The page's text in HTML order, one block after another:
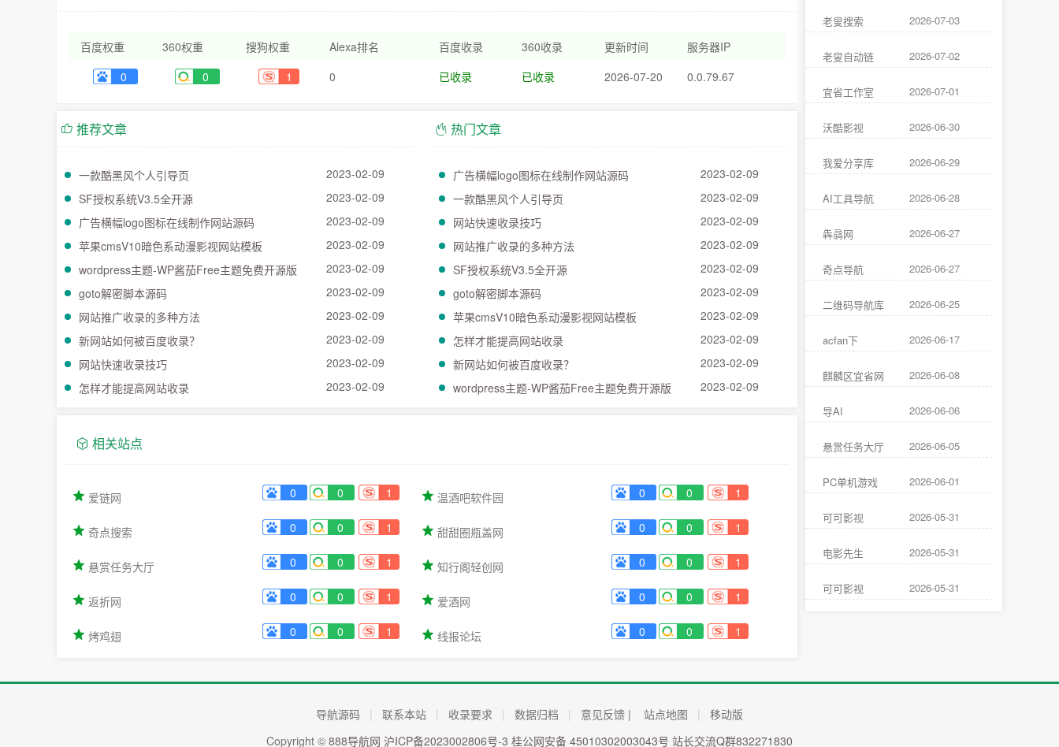
百度权重 360权重 搜狗权重 Alexa排名 百度收录 360收录 更新时间
服务器IP
0
0 1 0 已收录 已收录 2026-07-20 0.0.79.67
推荐文章
一款酷黑风个人引导页
2023-02-09
SF授权系统V3.5全开源
2023-02-09
广告横幅logo图标在线制作网站源码
2023-02-09
苹果cmsV10暗色系动漫影视网站模板
2023-02-09
wordpress主题-WP酱茄Free主题免费开源版
2023-02-09
goto解密脚本源码
2023-02-09
网站推广收录的多种方法
2023-02-09
新网站如何被百度收录？
2023-02-09
网站快速收录技巧
2023-02-09
怎样才能提高网站收录
2023-02-09
热门文章
广告横幅logo图标在线制作网站源码
2023-02-09
一款酷黑风个人引导页
2023-02-09
网站快速收录技巧
2023-02-09
网站推广收录的多种方法
2023-02-09
SF授权系统V3.5全开源
2023-02-09
goto解密脚本源码
2023-02-09
苹果cmsV10暗色系动漫影视网站模板
2023-02-09
怎样才能提高网站收录
2023-02-09
新网站如何被百度收录？
2023-02-09
wordpress主题-WP酱茄Free主题免费开源版
2023-02-09
相关站点
爱链网 1
0
0 温酒吧软件园 1
0
0
奇点搜索 1
0
0 甜甜圈瓶盖网 1
0
0
悬赏任务大厅 1
0
0 知行阁轻创网 1
0
0
返折网 1
0
0 爱酒网 1
0
0
烤鸡翅 1
0
0 线报论坛 1
0
0
老叟搜索 2026-07-03
老叟自动链 2026-07-02
宜省工作室 2026-07-01
沃酷影视 2026-06-30
我爱分享库 2026-06-29
AI工具导航 2026-06-28
犇骉网 2026-06-27
奇点导航 2026-06-27
二维码导航库 2026-06-25
acfan下 2026-06-17
麒麟区宜省网 2026-06-08
导AI 2026-06-06
悬赏任务大厅 2026-06-05
PC单机游戏 2026-06-01
可可影视 2026-05-31
电影先生 2026-05-31
可可影视 2026-05-31
导航源码 | 联系本站 | 收录要求 | 数据归档 | 意见反馈 | 站点地图 |
移动版
Copyright © 888导航网 沪ICP备2023002806号-3 桂公网安备 45010302003043号 站长交流Q群832271830